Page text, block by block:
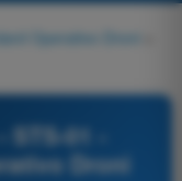
Operativo Droni
01 -
Droni